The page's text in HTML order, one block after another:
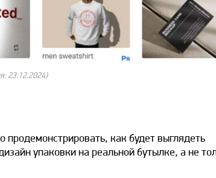
23.12.2024)
продемонстрировать, как будет выглядеть
упаковки на реальной бутылке, а не